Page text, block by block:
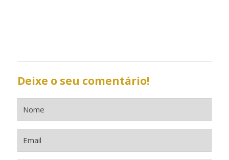
Deixe o seu comentário!